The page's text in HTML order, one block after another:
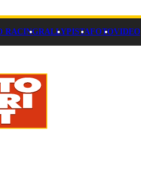
RACINGRALLYPISTAFOTOVIDEO